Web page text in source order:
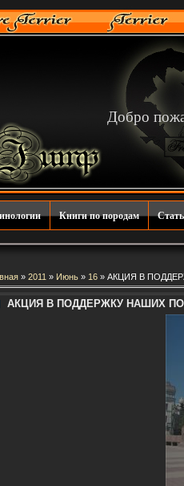
Добро
Книги по породам
» 2011 » Июнь » 16» АКЦИЯ В
АКЦИЯ В ПОДДЕРЖКУ НАШИХ